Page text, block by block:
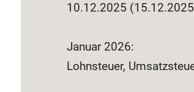
10.12.2025
Januar 2026:
Lohnsteuer,